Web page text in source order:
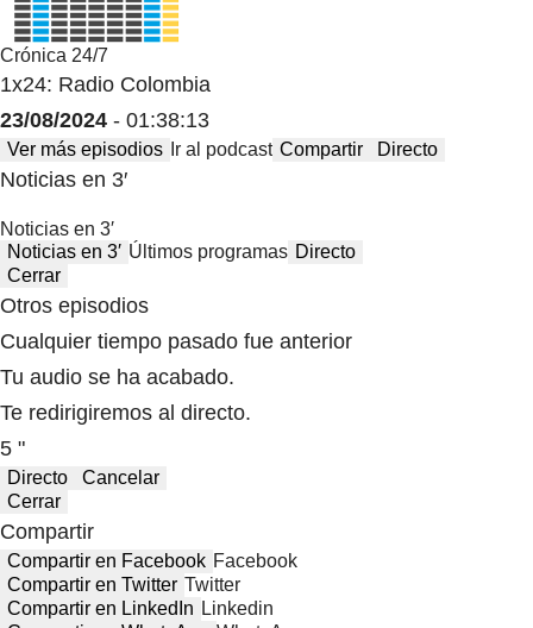
Crónica 24/7
1x24: Radio Colombia
23/08/2024 - 01:38:13
Ver más episodios Ir al podcast Compartir Directo
Noticias en 3′
Noticias en 3′
Noticias en 3′ Últimos programas Directo
Cerrar
Otros episodios
Cualquier tiempo pasado fue anterior
Tu audio se ha acabado.
Te redirigiremos al directo.
5 "
Directo
Cancelar
Cerrar
Compartir
Compartir en Facebook Facebook
Compartir en Twitter Twitter
Compartir en LinkedIn Linkedin